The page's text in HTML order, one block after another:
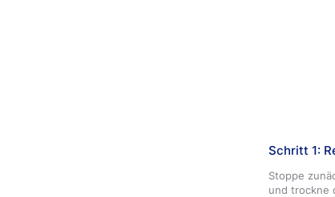
Schritt 1:
Stoppe
und trockne